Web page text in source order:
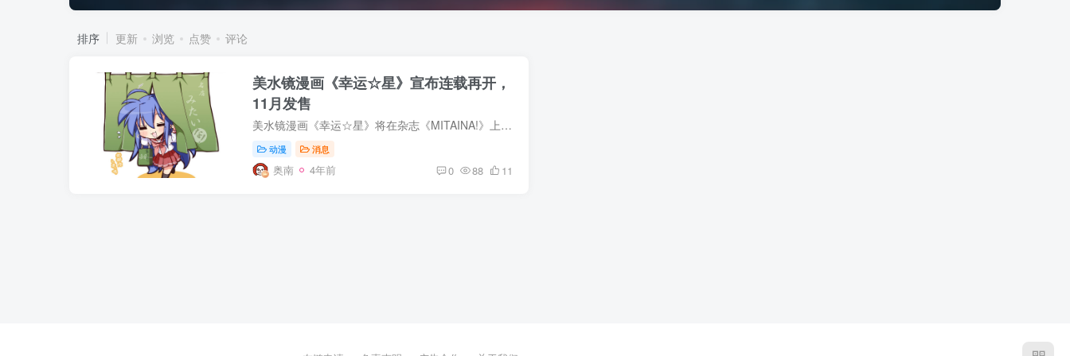
排序 更新 浏览 点赞 评论
美水镜漫画《幸运☆星》宣布连载再开，
11月发售
美水镜漫画《幸运☆星》将在杂志《MITAINA!》上重启连载，新一期将于11月10日 发售。大家敬请期待~
动漫 消息
奥南 4年前 0 88 11